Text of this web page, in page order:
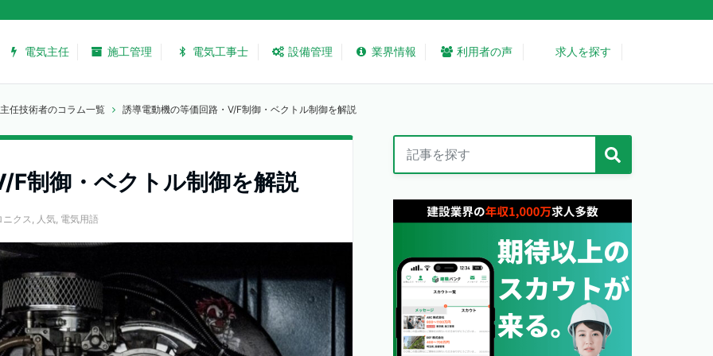
電気主任 施工管理 電気工事士 設備管理 業界情報 利用者の声 求人を探す
任技術者のコラム一覧 誘導電動機の等価回路・V/F制御・ベクトル制御を解説
F制御・ベクトル制御を解説
ニクス, 人気, 電気用語